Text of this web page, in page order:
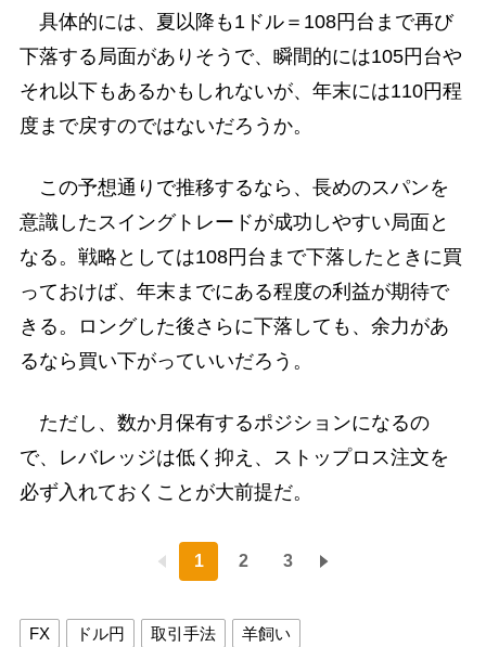
具体的には、夏以降も1ドル＝108円台まで再び
下落する局面がありそうで、瞬間的には105円台や
それ以下もあるかもしれないが、年末には110円程
度まで戻すのではないだろうか。
この予想通りで推移するなら、長めのスパンを
意識したスイングトレードが成功しやすい局面と
なる。戦略としては108円台まで下落したときに買
っておけば、年末までにある程度の利益が期待で
きる。ロングした後さらに下落しても、余力があ
るなら買い下がっていいだろう。
ただし、数か月保有するポジションになるの
で、レバレッジは低く抑え、ストップロス注文を
必ず入れておくことが大前提だ。
1 2 3
FX ドル円 取引手法 羊飼い